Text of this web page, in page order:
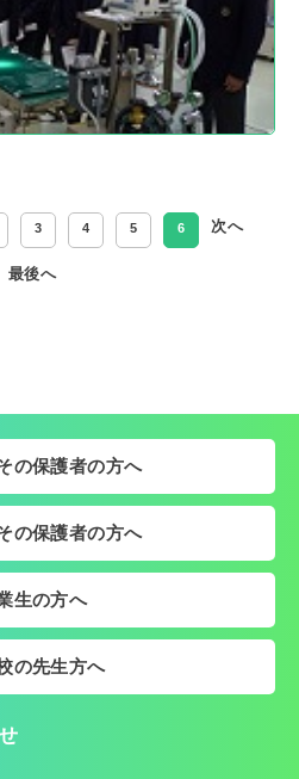
3 4 5 6 次へ
最後へ
の保護者の方へ
の保護者の方へ
生の方へ
の先生方へ